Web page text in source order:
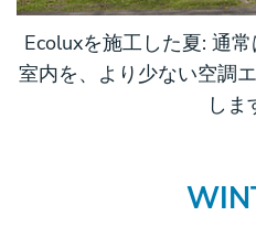
Ecoluxを施工した夏: 通
室内を、より少ない空調
しま